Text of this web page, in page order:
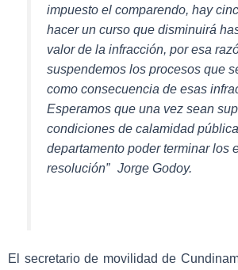
impuesto el comparendo, hay
hacer un curso que disminuirá
valor de la infracción, por esa
suspendemos los procesos que
como consecuencia de esas
Esperamos que una vez sean
condiciones de calamidad
departamento poder terminar los
resolución” Jorge Godoy.
El secretario de movilidad de